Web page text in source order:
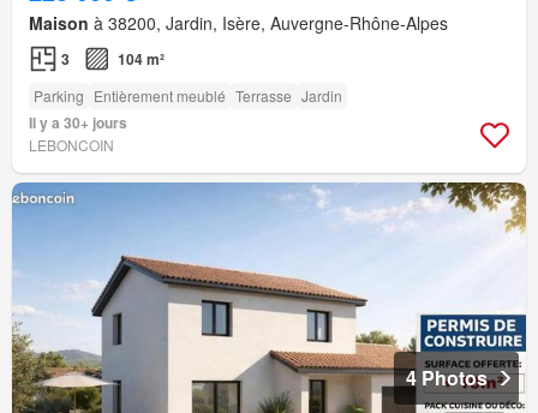
Maison à 38200, Jardin, Isère, Auvergne-Rhône-Alpes
3 104 m²
Parking Entièrement meublé Terrasse Jardin
Il y a 30+ jours
LEBONCOIN
4 Photos